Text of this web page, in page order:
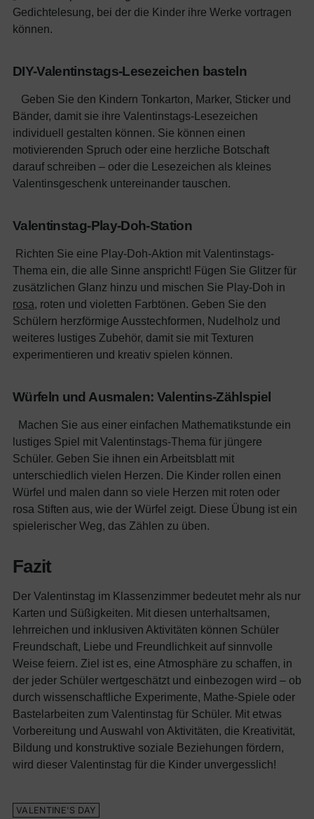
Gedichtelesung, bei der die Kinder ihre Werke vortragen
können.
DIY-Valentinstags-Lesezeichen basteln
Geben Sie den Kindern Tonkarton, Marker, Sticker und
Bänder, damit sie ihre Valentinstags-Lesezeichen
individuell gestalten können. Sie können einen
motivierenden Spruch oder eine herzliche Botschaft
darauf schreiben – oder die Lesezeichen als kleines
Valentinsgeschenk untereinander tauschen.
Valentinstag-Play-Doh-Station
Richten Sie eine Play-Doh-Aktion mit Valentinstags-
Thema ein, die alle Sinne anspricht! Fügen Sie Glitzer für
zusätzlichen Glanz hinzu und mischen Sie Play-Doh in
rosa, roten und violetten Farbtönen. Geben Sie den
Schülern herzförmige Ausstechformen, Nudelholz und
weiteres lustiges Zubehör, damit sie mit Texturen
experimentieren und kreativ spielen können.
Würfeln und Ausmalen: Valentins-Zählspiel
Machen Sie aus einer einfachen Mathematikstunde ein
lustiges Spiel mit Valentinstags-Thema für jüngere
Schüler. Geben Sie ihnen ein Arbeitsblatt mit
unterschiedlich vielen Herzen. Die Kinder rollen einen
Würfel und malen dann so viele Herzen mit roten oder
rosa Stiften aus, wie der Würfel zeigt. Diese Übung ist ein
spielerischer Weg, das Zählen zu üben.
Fazit
Der Valentinstag im Klassenzimmer bedeutet mehr als nur
Karten und Süßigkeiten. Mit diesen unterhaltsamen,
lehrreichen und inklusiven Aktivitäten können Schüler
Freundschaft, Liebe und Freundlichkeit auf sinnvolle
Weise feiern. Ziel ist es, eine Atmosphäre zu schaffen, in
der jeder Schüler wertgeschätzt und einbezogen wird – ob
durch wissenschaftliche Experimente, Mathe-Spiele oder
Bastelarbeiten zum Valentinstag für Schüler. Mit etwas
Vorbereitung und Auswahl von Aktivitäten, die Kreativität,
Bildung und konstruktive soziale Beziehungen fördern,
wird dieser Valentinstag für die Kinder unvergesslich!
VALENTINE'S DAY